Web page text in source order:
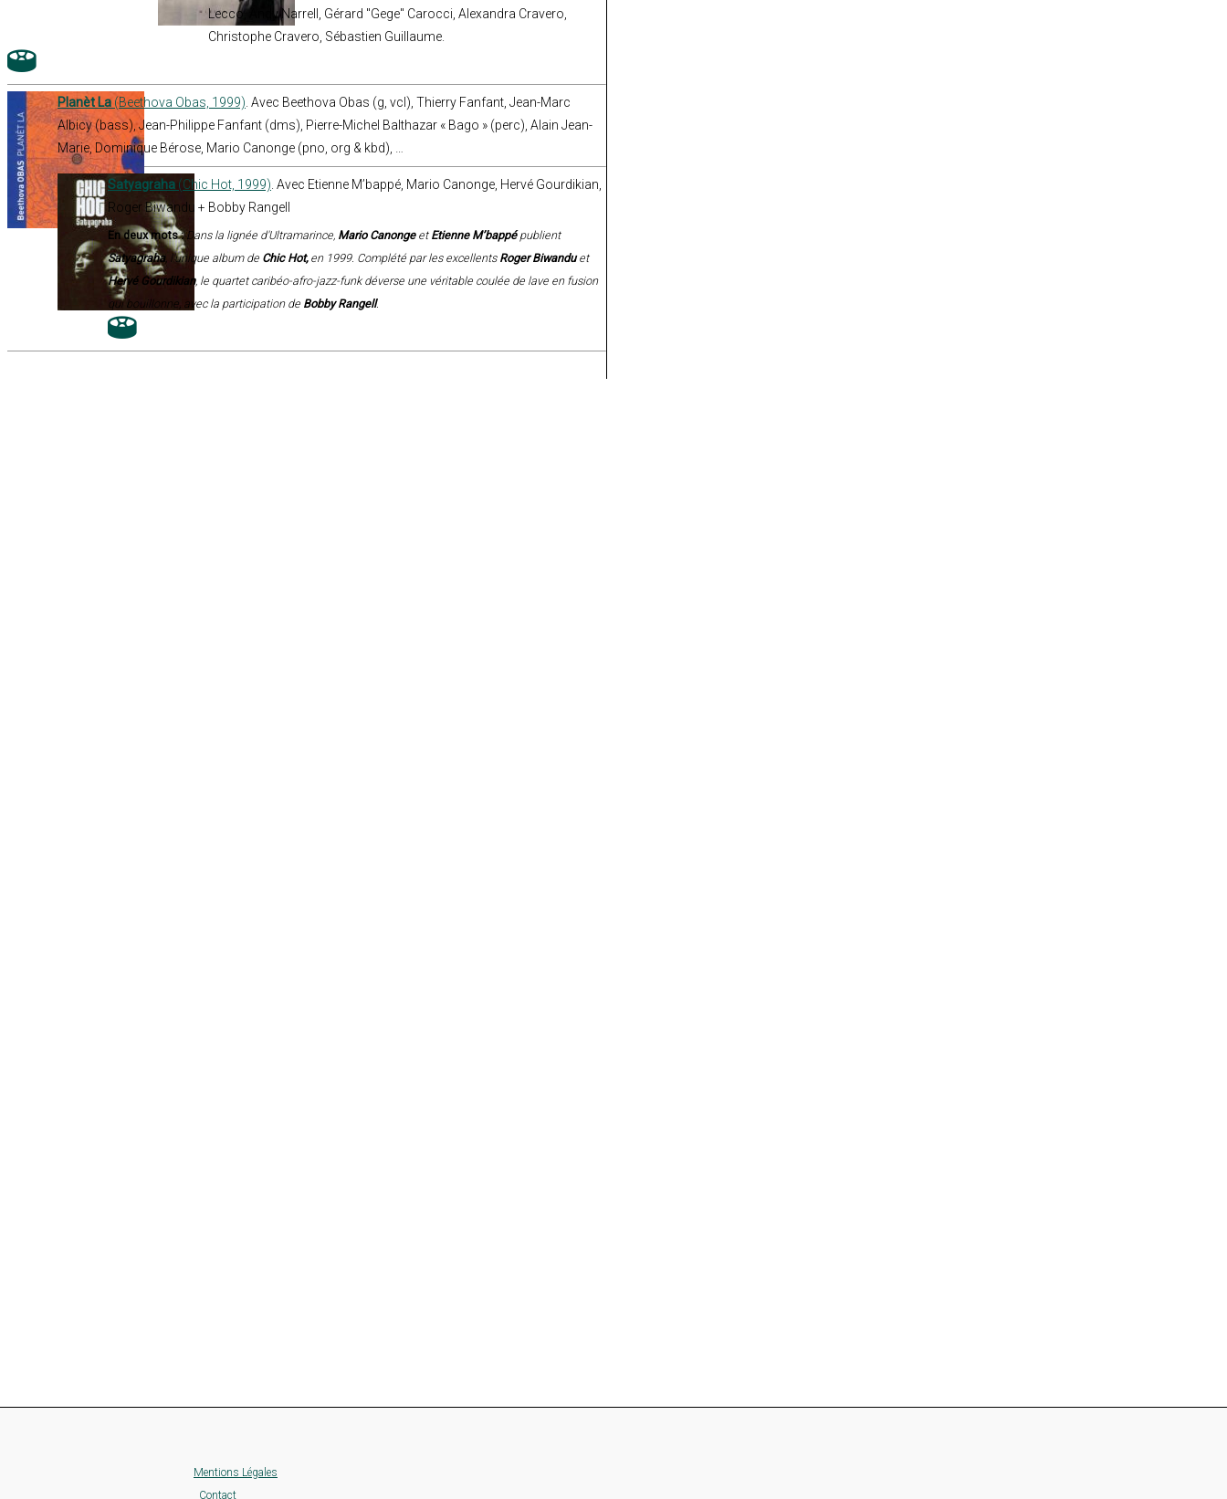
Lecco, Andy Narrell, Gérard "Gege" Carocci, Alexandra Cravero,
Christophe Cravero, Sébastien Guillaume.
Planèt La (Beethova Obas, 1999) . Avec Beethova Obas (g, vcl), Thierry Fanfant, Jean-Marc
Albicy (bass), Jean-Philippe Fanfant (dms), Pierre-Michel Balthazar « Bago » (perc), Alain Jean-
Marie, Dominique Bérose, Mario Canonge (pno, org & kbd), …
Satyagraha (Chic Hot, 1999) . Avec Etienne M’bappé, Mario Canonge, Hervé Gourdikian,
Roger Biwandu + Bobby Rangell
En deux mots : Dans la lignée d'Ultramarince, Mario Canongeet Etienne M’bappépublient
Satyagraha, l'unique album de Chic Hot,en 1999. Complété par les excellents Roger Biwanduet
Hervé Gourdikian, le quartet caribéo-afro-jazz-funk déverse une véritable coulée de lave en fusion
qui bouillonne, avec la participation de Bobby Rangell.
Mentions Légales
Contact